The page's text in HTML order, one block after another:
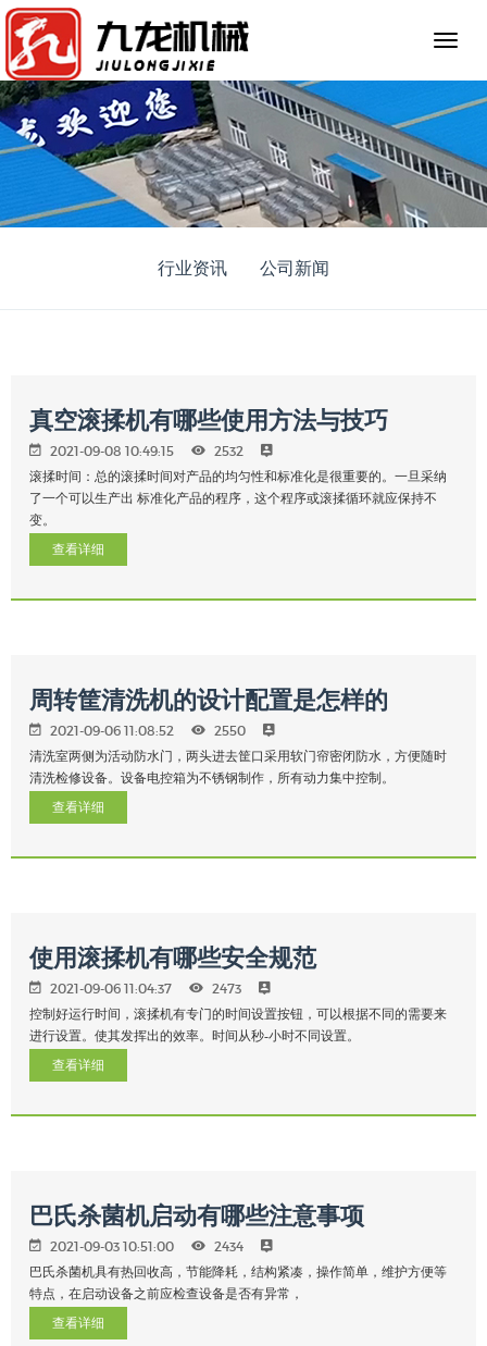
行业资讯 公司新闻
真空滚揉机有哪些使用方法与技巧
2021-09-08 10:49:15 2532
滚揉时间：总的滚揉时间对产品的均匀性和标准化是很重要的。一旦采纳
了一个可以生产出 标准化产品的程序，这个程序或滚揉循环就应保持不
变。
查看详细
周转筐清洗机的设计配置是怎样的
2021-09-06 11:08:52 2550
清洗室两侧为活动防水门，两头进去筐口采用软门帘密闭防水，方便随时
清洗检修设备。设备电控箱为不锈钢制作，所有动力集中控制。
查看详细
使用滚揉机有哪些安全规范
2021-09-06 11:04:37 2473
控制好运行时间，滚揉机有专门的时间设置按钮，可以根据不同的需要来
进行设置。使其发挥出的效率。时间从秒-小时不同设置。
查看详细
巴氏杀菌机启动有哪些注意事项
2021-09-03 10:51:00 2434
巴氏杀菌机具有热回收高，节能降耗，结构紧凑，操作简单，维护方便等
特点，在启动设备之前应检查设备是否有异常，
查看详细